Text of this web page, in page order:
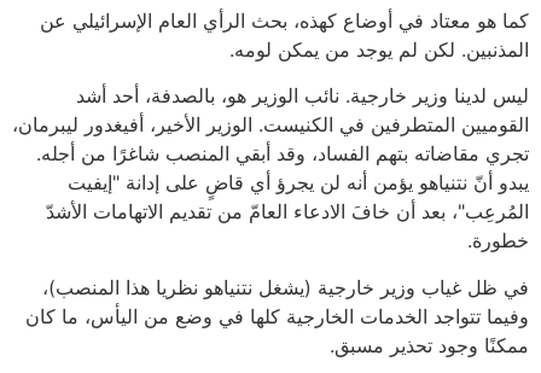
كما هو معتاد في أوضاع كهذه، بحث الرأي العام الإسرائيلي عن
المذنبين. لكن لم يوجد من يمكن لومه.
ليس لدينا وزير خارجية. نائب الوزير هو، بالصدفة، أحد أشد
القوميين المتطرفين في الكنيست. الوزير الأخير، أفيغدور ليبرمان،
تجري مقاضاته بتهم الفساد، وقد أبقي المنصب شاغرًا من أجله.
يبدو أنّ نتنياهو يؤمن أنه لن يجرؤ أي قاضٍ على إدانة "إيفيت
المُرعِب"، بعد أن خافَ الادعاء العامّ من تقديم الاتهامات الأشدّ
خطورة.
في ظل غياب وزير خارجية (يشغل نتنياهو نظريا هذا المنصب)،
وفيما تتواجد الخدمات الخارجية كلها في وضع من اليأس، ما كان
ممكنًا وجود تحذير مسبق.